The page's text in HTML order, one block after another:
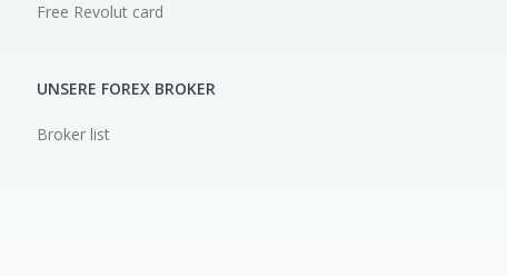
Free Revolut card
UNSERE FOREX BROKER
Broker list